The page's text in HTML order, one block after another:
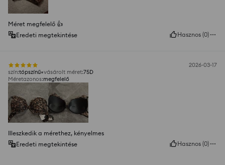
Méret megfelelő 👍️
Eredeti megtekintése
Hasznos (0)
2026-03-17
szín:tópszínű vásárolt méret:75D
Méretazonos:megfelelő
Illeszkedik a mérethez, kényelmes
Eredeti megtekintése
Hasznos (0)